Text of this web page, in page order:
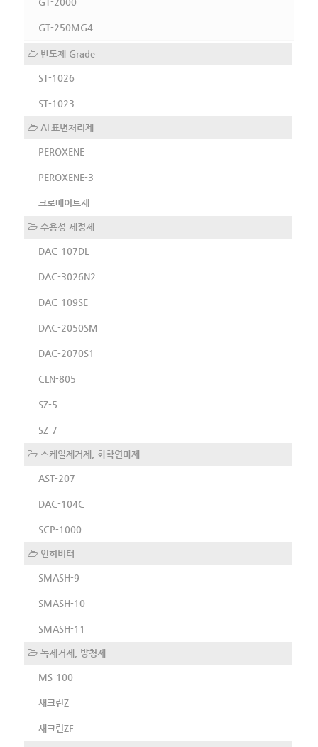
GT-250MG4
반도체 Grade
ST-1026
ST-1023
AL표면처리제
PEROXENE
PEROXENE-3
크로메이트제
수용성 세정제
DAC-107DL
DAC-3026N2
DAC-109SE
DAC-2050SM
DAC-2070S1
CLN-805
SZ-5
SZ-7
스케일제거제, 화학연마제
AST-207
DAC-104C
SCP-1000
인히비터
SMASH-9
SMASH-10
SMASH-11
녹제거제, 방청제
MS-100
새크린Z
새크린ZF